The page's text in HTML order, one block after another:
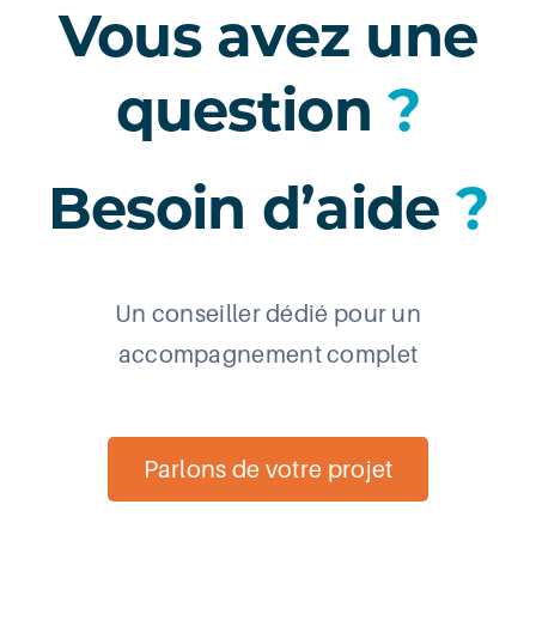
Vous avez une
question?
Besoin d’aide ?
Un conseiller dédié pour un
accompagnement complet
Parlons de votre projet